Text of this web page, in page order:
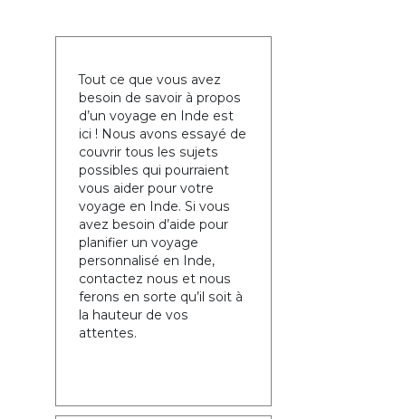
Tout ce que vous avez
besoin de savoir à propos
d’un voyage en Inde est
ici ! Nous avons essayé de
couvrir tous les sujets
possibles qui pourraient
vous aider pour votre
voyage en Inde. Si vous
avez besoin d’aide pour
planifier un voyage
personnalisé en Inde,
contactez nous et nous
ferons en sorte qu’il soit à
la hauteur de vos
attentes.